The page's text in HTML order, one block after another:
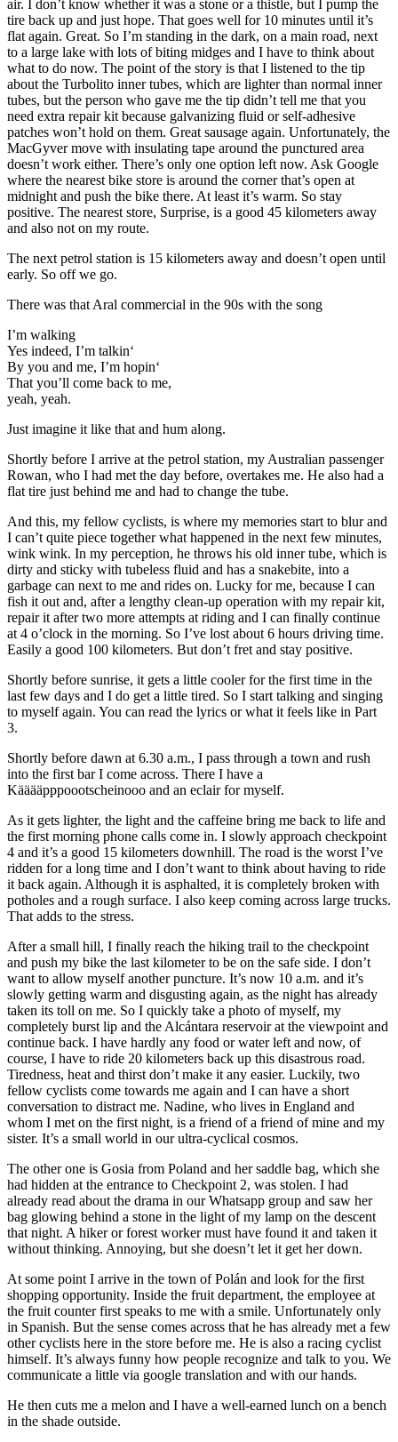
air. I don’t know whether it was a stone or a thistle, but I pump the
tire back up and just hope. That goes well for 10 minutes until it’s
flat again. Great. So I’m standing in the dark, on a main road, next
to a large lake with lots of biting midges and I have to think about
what to do now. The point of the story is that I listened to the tip
about the Turbolito inner tubes, which are lighter than normal inner
tubes, but the person who gave me the tip didn’t tell me that you
need extra repair kit because galvanizing fluid or self-adhesive
patches won’t hold on them. Great sausage again. Unfortunately, the
MacGyver move with insulating tape around the punctured area
doesn’t work either. There’s only one option left now. Ask Google
where the nearest bike store is around the corner that’s open at
midnight and push the bike there. At least it’s warm. So stay
positive. The nearest store, Surprise, is a good 45 kilometers away
and also not on my route.
The next petrol station is 15 kilometers away and doesn’t open until
early. So off we go.
There was that Aral commercial in the 90s with the song
I’m walking
Yes indeed, I’m talkin‘
By you and me, I’m hopin‘
That you’ll come back to me,
yeah, yeah.
Just imagine it like that and hum along.
Shortly before I arrive at the petrol station, my Australian passenger
Rowan, who I had met the day before, overtakes me. He also had a
flat tire just behind me and had to change the tube.
And this, my fellow cyclists, is where my memories start to blur and
I can’t quite piece together what happened in the next few minutes,
wink wink. In my perception, he throws his old inner tube, which is
dirty and sticky with tubeless fluid and has a snakebite, into a
garbage can next to me and rides on. Lucky for me, because I can
fish it out and, after a lengthy clean-up operation with my repair kit,
repair it after two more attempts at riding and I can finally continue
at 4 o’clock in the morning. So I’ve lost about 6 hours driving time.
Easily a good 100 kilometers. But don’t fret and stay positive.
Shortly before sunrise, it gets a little cooler for the first time in the
last few days and I do get a little tired. So I start talking and singing
to myself again. You can read the lyrics or what it feels like in Part
3.
Shortly before dawn at 6.30 a.m., I pass through a town and rush
into the first bar I come across. There I have a
Kääääpppoootscheinooo and an eclair for myself.
As it gets lighter, the light and the caffeine bring me back to life and
the first morning phone calls come in. I slowly approach checkpoint
4 and it’s a good 15 kilometers downhill. The road is the worst I’ve
ridden for a long time and I don’t want to think about having to ride
it back again. Although it is asphalted, it is completely broken with
potholes and a rough surface. I also keep coming across large trucks.
That adds to the stress.
After a small hill, I finally reach the hiking trail to the checkpoint
and push my bike the last kilometer to be on the safe side. I don’t
want to allow myself another puncture. It’s now 10 a.m. and it’s
slowly getting warm and disgusting again, as the night has already
taken its toll on me. So I quickly take a photo of myself, my
completely burst lip and the Alcántara reservoir at the viewpoint and
continue back. I have hardly any food or water left and now, of
course, I have to ride 20 kilometers back up this disastrous road.
Tiredness, heat and thirst don’t make it any easier. Luckily, two
fellow cyclists come towards me again and I can have a short
conversation to distract me. Nadine, who lives in England and
whom I met on the first night, is a friend of a friend of mine and my
sister. It’s a small world in our ultra-cyclical cosmos.
The other one is Gosia from Poland and her saddle bag, which she
had hidden at the entrance to Checkpoint 2, was stolen. I had
already read about the drama in our Whatsapp group and saw her
bag glowing behind a stone in the light of my lamp on the descent
that night. A hiker or forest worker must have found it and taken it
without thinking. Annoying, but she doesn’t let it get her down.
At some point I arrive in the town of Polán and look for the first
shopping opportunity. Inside the fruit department, the employee at
the fruit counter first speaks to me with a smile. Unfortunately only
in Spanish. But the sense comes across that he has already met a few
other cyclists here in the store before me. He is also a racing cyclist
himself. It’s always funny how people recognize and talk to you. We
communicate a little via google translation and with our hands.
He then cuts me a melon and I have a well-earned lunch on a bench
in the shade outside.